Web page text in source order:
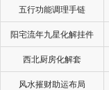
五行功能调理手链
阳宅流年九星化解挂件
西北厨房化解套
风水摧财助运布局